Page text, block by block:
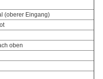
(oberer Eingang)
oben